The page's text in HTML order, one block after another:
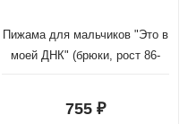
Пижама для мальчиков "Это в
моей ДНК" (брюки, рост 86-
755 ₽